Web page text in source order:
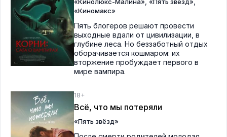
«Кинолюкс-Малина» «Пять звёзд»
«Киномакс»
Пять блогеров решают провести
выходные вдали от цивилизации, в
глубине леса. Но беззаботный отдых
оборачивается кошмаром: их
вторжение пробуждает первого в
мире вампира.
18+
Всё, что мы потеряли
«Пять звёзд»